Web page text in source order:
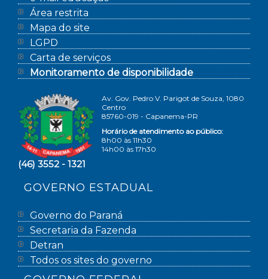
Área restrita
Mapa do site
LGPD
Carta de serviços
Monitoramento de disponibilidade
Av. Gov. Pedro V. Parigot de Souza, 1080
Centro
85760-019 - Capanema-PR
Horário de atendimento ao público:
8h00 às 11h30
14h00 às 17h30
(46) 3552 - 1321
GOVERNO ESTADUAL
Governo do Paraná
Secretaria da Fazenda
Detran
Todos os sites do governo